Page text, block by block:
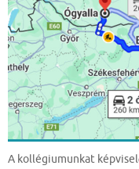
A kollégiumunkat